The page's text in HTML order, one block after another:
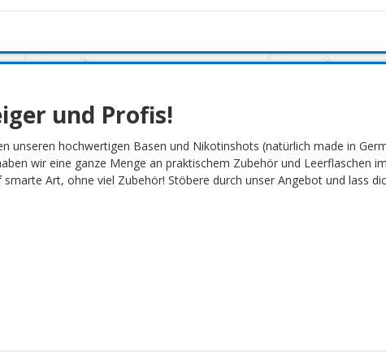
und Profis!
hochwertigen Basen und Nikotinshots (natürlich made in
wir eine ganze Menge an praktischem Zubehör und Leerflaschen
Art, ohne viel Zubehör! Stöbere durch unser Angebot und lass